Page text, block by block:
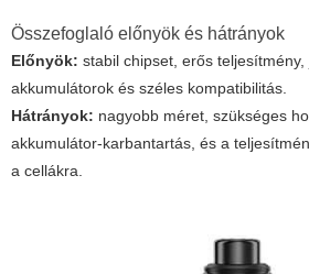
Összefoglaló előnyök és hátrányok
Előnyök: stabil chipset, erős
akkumulátorok és széles kompatibilitás.
Hátrányok: nagyobb méret, szükséges
akkumulátor-karbantartás, és a
a cellákra.